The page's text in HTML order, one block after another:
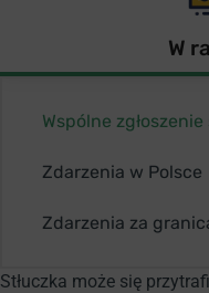
W
Wspólne
Zdarzenia w Polsce
Zdarzenia za
Stłuczka może się